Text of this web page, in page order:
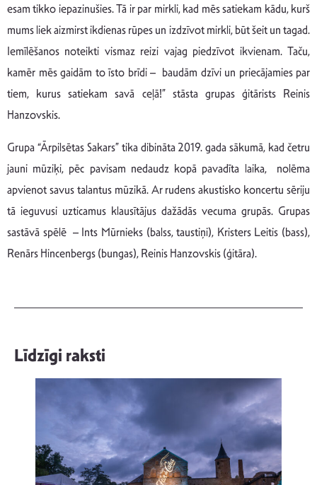
esam tikko iepazinušies. Tā ir par mirkli, kad mēs satiekam kādu, kurš
mums liek aizmirst ikdienas rūpes un izdzīvot mirkli, būt šeit un tagad.
Iemīlēšanos noteikti vismaz reizi vajag piedzīvot ikvienam. Taču,
kamēr mēs gaidām to īsto brīdi – baudām dzīvi un priecājamies par
tiem, kurus satiekam savā ceļā!” stāsta grupas ģitārists Reinis
Hanzovskis.
Grupa “Ārpilsētas Sakars” tika dibināta 2019. gada sākumā, kad četru
jauni mūziķi, pēc pavisam nedaudz kopā pavadīta laika, nolēma
apvienot savus talantus mūzikā. Ar rudens akustisko koncertu sēriju
tā ieguvusi uzticamus klausītājus dažādās vecuma grupās. Grupas
sastāvā spēlē – Ints Mūrnieks (balss, taustiņi), Kristers Leitis (bass),
Renārs Hincenbergs (bungas), Reinis Hanzovskis (ģitāra).
Līdzīgi raksti